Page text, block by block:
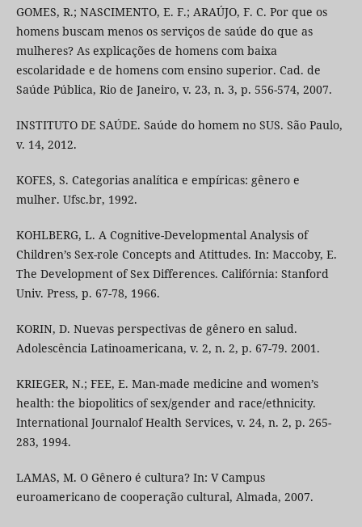
GOMES, R.; NASCIMENTO, E. F.; ARAÚJO, F. C. Por que os
homens buscam menos os serviços de saúde do que as
mulheres? As explicações de homens com baixa
escolaridade e de homens com ensino superior. Cad. de
Saúde Pública, Rio de Janeiro, v. 23, n. 3, p. 556-574, 2007.
INSTITUTO DE SAÚDE. Saúde do homem no SUS. São Paulo,
v. 14, 2012.
KOFES, S. Categorias analítica e empíricas: gênero e
mulher. Ufsc.br, 1992.
KOHLBERG, L. A Cognitive-Developmental Analysis of
Children’s Sex-role Concepts and Atittudes. In: Maccoby, E.
The Development of Sex Differences. Califórnia: Stanford
Univ. Press, p. 67-78, 1966.
KORIN, D. Nuevas perspectivas de gênero en salud.
Adolescência Latinoamericana, v. 2, n. 2, p. 67-79. 2001.
KRIEGER, N.; FEE, E. Man-made medicine and women’s
health: the biopolitics of sex/gender and race/ethnicity.
International Journalof Health Services, v. 24, n. 2, p. 265-
283, 1994.
LAMAS, M. O Gênero é cultura? In: V Campus
euroamericano de cooperação cultural, Almada, 2007.